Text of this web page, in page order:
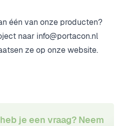
één van onze producten?
naar info@portacon.nl
ze op onze website.
je een vraag? Neem